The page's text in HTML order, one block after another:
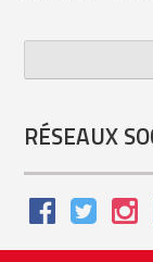
Number *
RÉSEAUX